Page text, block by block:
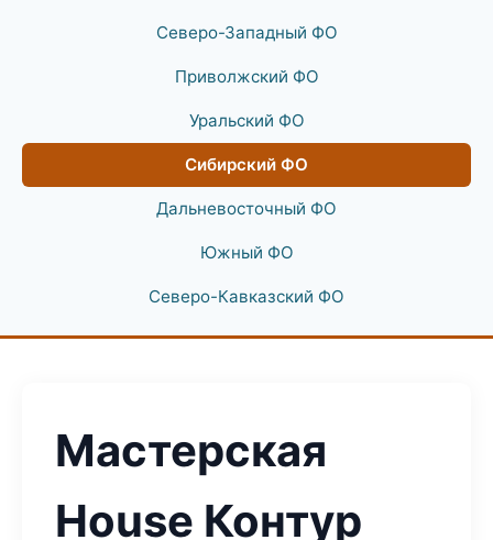
Северо-Западный ФО
Приволжский ФО
Уральский ФО
Сибирский ФО
Дальневосточный ФО
Южный ФО
Северо-Кавказский ФО
Мастерская
House Контур